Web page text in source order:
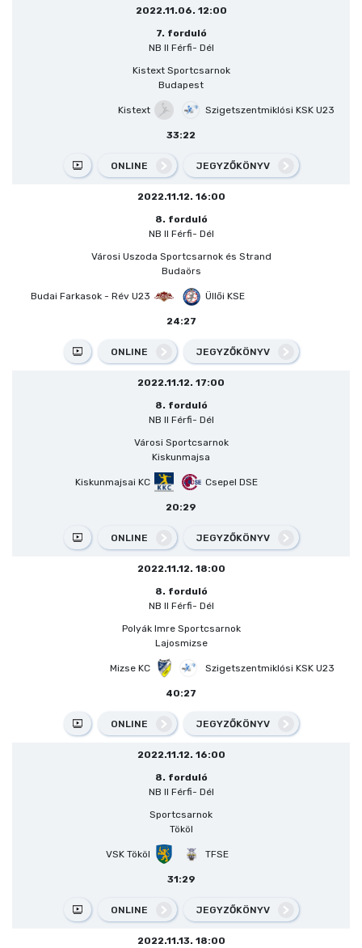
2022.11.06. 12:00
7. forduló
NB II Férfi- Dél
Kistext Sportcsarnok
Budapest
Kistext Szigetszentmiklósi KSK U23
33:22
ONLINE JEGYZŐKÖNYV
2022.11.12. 16:00
8. forduló
NB II Férfi- Dél
Városi Uszoda Sportcsarnok és Strand
Budaörs
Budai Farkasok - Rév U23 Üllői KSE
24:27
ONLINE JEGYZŐKÖNYV
2022.11.12. 17:00
8. forduló
NB II Férfi- Dél
Városi Sportcsarnok
Kiskunmajsa
Kiskunmajsai KC Csepel DSE
20:29
ONLINE JEGYZŐKÖNYV
2022.11.12. 18:00
8. forduló
NB II Férfi- Dél
Polyák Imre Sportcsarnok
Lajosmizse
Mizse KC Szigetszentmiklósi KSK U23
40:27
ONLINE JEGYZŐKÖNYV
2022.11.12. 16:00
8. forduló
NB II Férfi- Dél
Sportcsarnok
Tököl
VSK Tököl TFSE
31:29
ONLINE JEGYZŐKÖNYV
2022.11.13. 18:00